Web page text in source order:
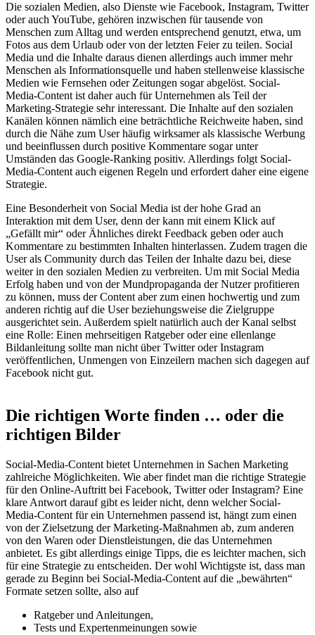
Die sozialen Medien, also Dienste wie Facebook, Instagram, Twitter
oder auch YouTube, gehören inzwischen für tausende von
Menschen zum Alltag und werden entsprechend genutzt, etwa, um
Fotos aus dem Urlaub oder von der letzten Feier zu teilen. Social
Media und die Inhalte daraus dienen allerdings auch immer mehr
Menschen als Informationsquelle und haben stellenweise klassische
Medien wie Fernsehen oder Zeitungen sogar abgelöst. Social-
Media-Content ist daher auch für Unternehmen als Teil der
Marketing-Strategie sehr interessant. Die Inhalte auf den sozialen
Kanälen können nämlich eine beträchtliche Reichweite haben, sind
durch die Nähe zum User häufig wirksamer als klassische Werbung
und beeinflussen durch positive Kommentare sogar unter
Umständen das Google-Ranking positiv. Allerdings folgt Social-
Media-Content auch eigenen Regeln und erfordert daher eine eigene
Strategie.
Eine Besonderheit von Social Media ist der hohe Grad an
Interaktion mit dem User, denn der kann mit einem Klick auf
„Gefällt mir“ oder Ähnliches direkt Feedback geben oder auch
Kommentare zu bestimmten Inhalten hinterlassen. Zudem tragen die
User als Community durch das Teilen der Inhalte dazu bei, diese
weiter in den sozialen Medien zu verbreiten. Um mit Social Media
Erfolg haben und von der Mundpropaganda der Nutzer profitieren
zu können, muss der Content aber zum einen hochwertig und zum
anderen richtig auf die User beziehungsweise die Zielgruppe
ausgerichtet sein. Außerdem spielt natürlich auch der Kanal selbst
eine Rolle: Einen mehrseitigen Ratgeber oder eine ellenlange
Bildanleitung sollte man nicht über Twitter oder Instagram
veröffentlichen, Unmengen von Einzeilern machen sich dagegen auf
Facebook nicht gut.
Die richtigen Worte finden … oder die
richtigen Bilder
Social-Media-Content bietet Unternehmen in Sachen Marketing
zahlreiche Möglichkeiten. Wie aber findet man die richtige Strategie
für den Online-Auftritt bei Facebook, Twitter oder Instagram? Eine
klare Antwort darauf gibt es leider nicht, denn welcher Social-
Media-Content für ein Unternehmen passend ist, hängt zum einen
von der Zielsetzung der Marketing-Maßnahmen ab, zum anderen
von den Waren oder Dienstleistungen, die das Unternehmen
anbietet. Es gibt allerdings einige Tipps, die es leichter machen, sich
für eine Strategie zu entscheiden. Der wohl Wichtigste ist, dass man
gerade zu Beginn bei Social-Media-Content auf die „bewährten“
Formate setzen sollte, also auf
Ratgeber und Anleitungen,
Tests und Expertenmeinungen sowie